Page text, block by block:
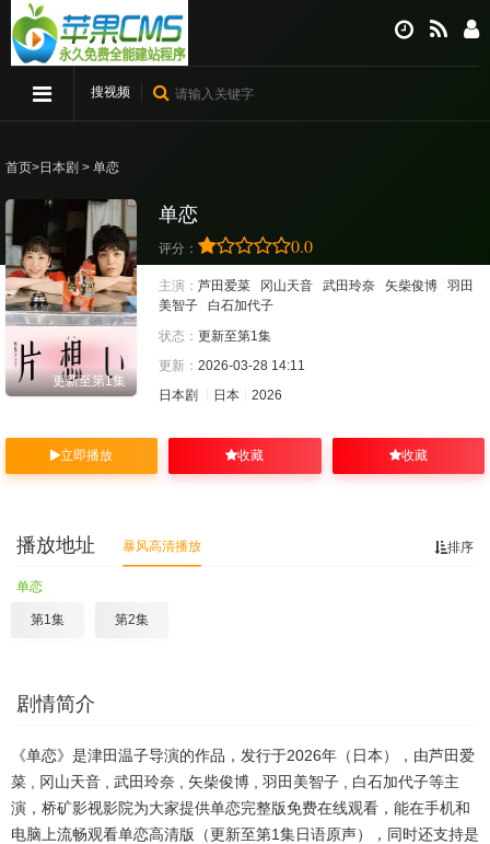
搜视频
首页>日本剧 > 单恋
更新至第1集
单恋
评分： 0.0
主演： 芦田爱菜 冈山天音 武田玲奈 矢柴俊博
羽田
美智子
白石加代子
状态： 更新至第1集
更新： 2026-03-28 14:11
日本剧
日本 2026
立即播放 收藏 收藏
排序
播放地址 暴风高清播放
单恋
第1集 第2集
剧情简介
《单恋》是津田温子导演的作品，发行于2026年（日本），由芦田爱
菜 , 冈山天音 , 武田玲奈 , 矢柴俊博 , 羽田美智子 , 白石加代子等主
演，桥矿影视影院为大家提供单恋完整版免费在线观看，能在手机和
电脑上流畅观看单恋高清版（更新至第1集日语原声），同时还支持是